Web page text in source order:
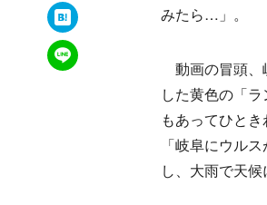
はてなブックマーク
LINEで送る
みたら…」。
動画の冒頭、
した黄色の「
もあってひと
「岐阜にウル
し、大雨で天